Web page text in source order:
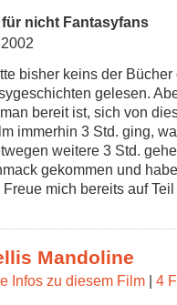
nicht Fantasyfans
bisher keins der
gelesen.
bereit ist, sich von
immerhin 3 Std. ging,
weitere 3 Std.
gekommen und
Freue mich bereits auf Teil
Mandoline
Infos zu diesem Film | 4